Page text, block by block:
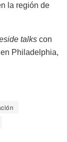
la región de
talks con
Philadelphia,